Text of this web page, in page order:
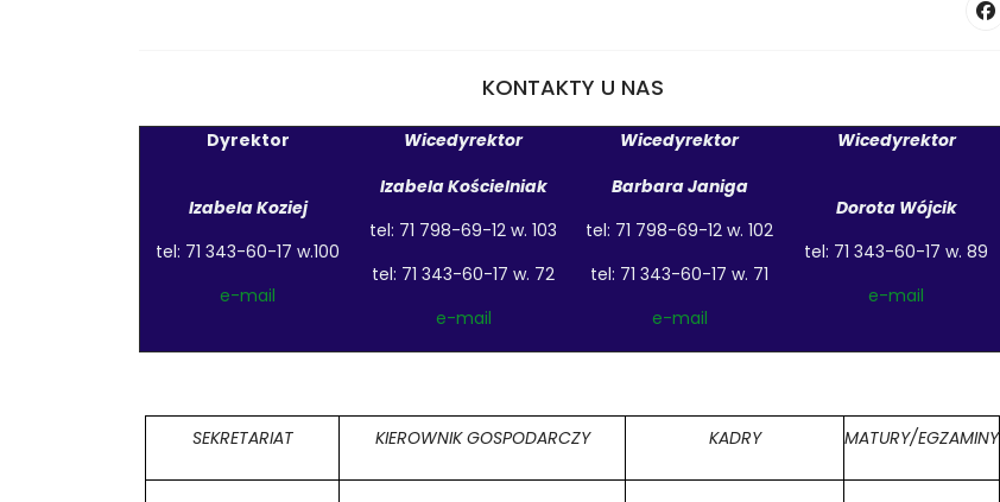
KONTAKTY U NAS
Dyrektor Wicedyrektor Wicedyrektor Wicedyrektor
Izabela Koziej
tel: 71 343-60-17 w.100
e-mail
Izabela Kościelniak
tel: 71 798-69-12 w. 103
tel: 71 343-60-17 w. 72
e-mail
Barbara Janiga
tel: 71 798-69-12 w. 102
tel: 71 343-60-17 w. 71
e-mail
Dorota Wójcik
tel: 71 343-60-17 w. 89
e-mail
SEKRETARIAT KIEROWNIK GOSPODARCZY KADRY MATURY/EGZAMINY